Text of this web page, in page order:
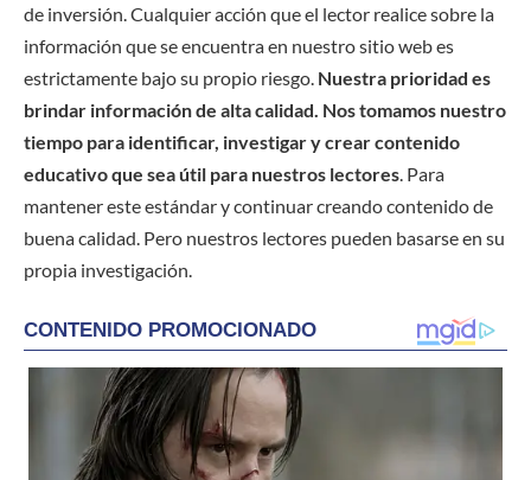
de inversión. Cualquier acción que el lector realice sobre la
información que se encuentra en nuestro sitio web es
estrictamente bajo su propio riesgo. Nuestra prioridad es
brindar información de alta calidad. Nos tomamos nuestro
tiempo para identificar, investigar y crear contenido
educativo que sea útil para nuestros lectores. Para
mantener este estándar y continuar creando contenido de
buena calidad. Pero nuestros lectores pueden basarse en su
propia investigación.